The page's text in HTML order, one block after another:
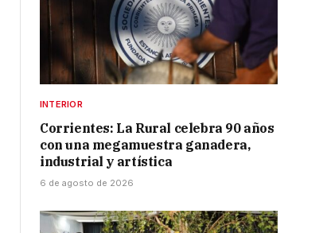
INTERIOR
Corrientes: La Rural celebra 90 años
con una megamuestra ganadera,
industrial y artística
6 de agosto de 2026